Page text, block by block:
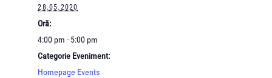
28.05.2020
Oră:
4:00 pm - 5:00 pm
Categorie Eveniment:
Homepage Events